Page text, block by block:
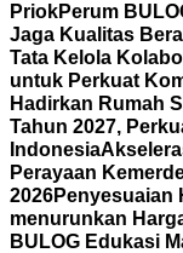
PriokPerum
Jaga Kualitas
Tata Kelola
untuk Perkuat
Hadirkan Rumah
Tahun 2027,
Indonesia
Perayaan
2026Penyesuaian
menurunkan
BULOG Edukasi